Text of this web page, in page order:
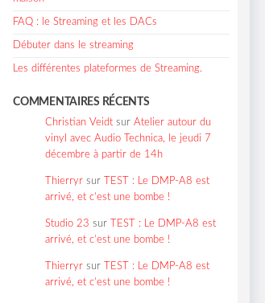
FAQ : le Streaming et les DACs
Débuter dans le streaming
Les différentes plateformes de Streaming.
COMMENTAIRES RÉCENTS
Christian Veidt surAtelier autour du
vinyl avec Audio Technica, le jeudi 7
décembre à partir de 14h
Thierryr sur
TEST : Le DMP-A8 est
arrivé, et c’est une bombe !
Studio 23 sur
TEST : Le DMP-A8 est
arrivé, et c’est une bombe !
Thierryr sur
TEST : Le DMP-A8 est
arrivé, et c’est une bombe !